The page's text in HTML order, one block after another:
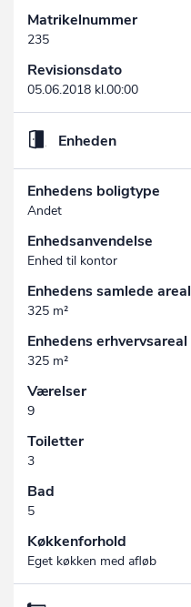
Matrikelnummer
235
Revisionsdato
05.06.2018 kl.00:00
Enheden
Enhedens boligtype
Andet
Enhedsanvendelse
Enhed til kontor
Enhedens samlede areal
325 m²
Enhedens erhvervsareal
325 m²
Værelser
9
Toiletter
3
Bad
5
Køkkenforhold
Eget køkken med afløb